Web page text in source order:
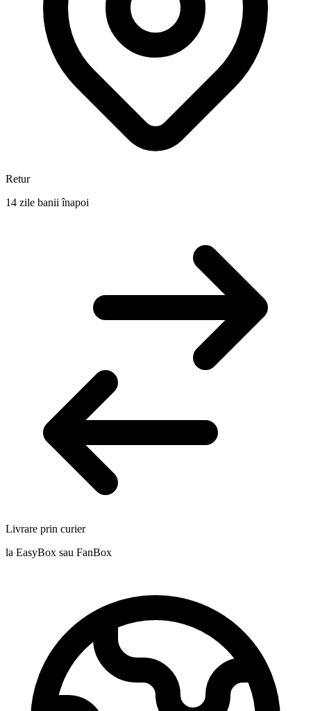
Retur
14 zile banii înapoi
Livrare prin curier
la EasyBox sau FanBox